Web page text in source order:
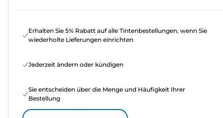
Erhalten Sie 5% Rabatt auf alle Tintenbestellungen, wenn Sie
wiederholte Lieferungen einrichten
Jederzeit ändern oder kündigen
Sie entscheiden über die Menge und Häufigkeit Ihrer
Bestellung